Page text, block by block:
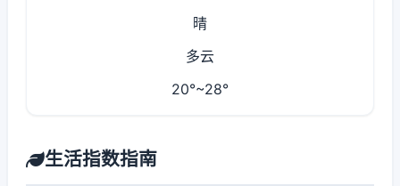
晴
多云
20°~28°
生活指数指南